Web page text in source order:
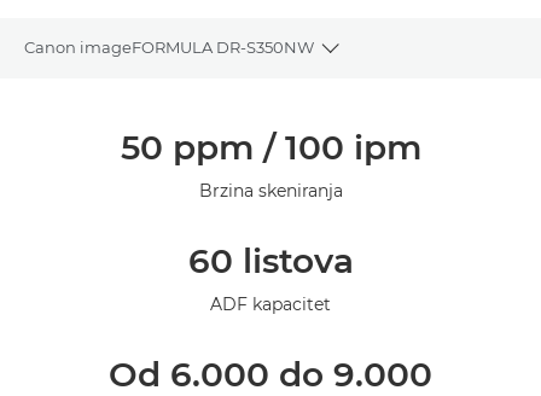
Canon imageFORMULA DR-S350NW
Toggle breadcrumbs
50 ppm / 100 ipm
Brzina skeniranja
60 listova
ADF kapacitet
Od 6.000 do 9.000